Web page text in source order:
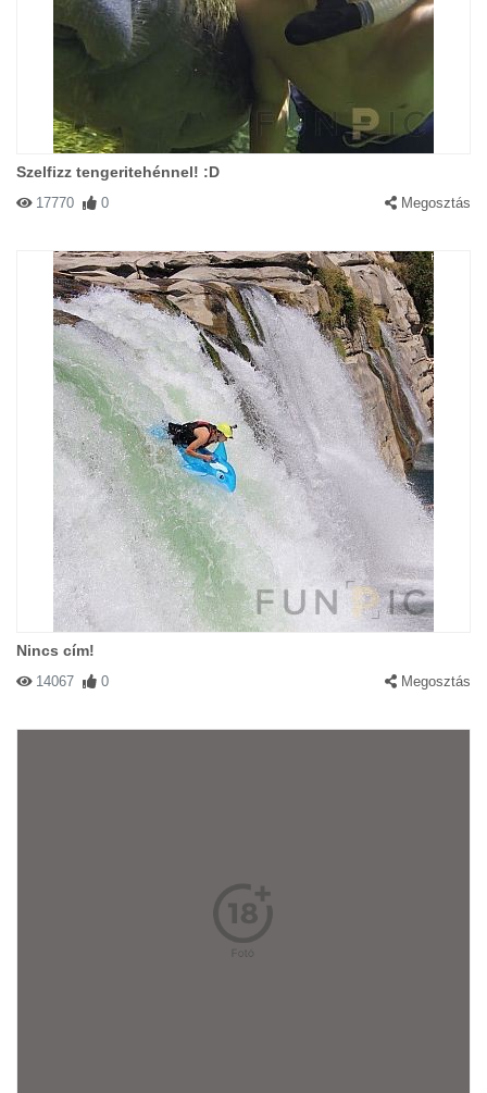
Szelfizz tengeritehénnel! :D
17770 0 Megosztás
Nincs cím!
14067 0 Megosztás